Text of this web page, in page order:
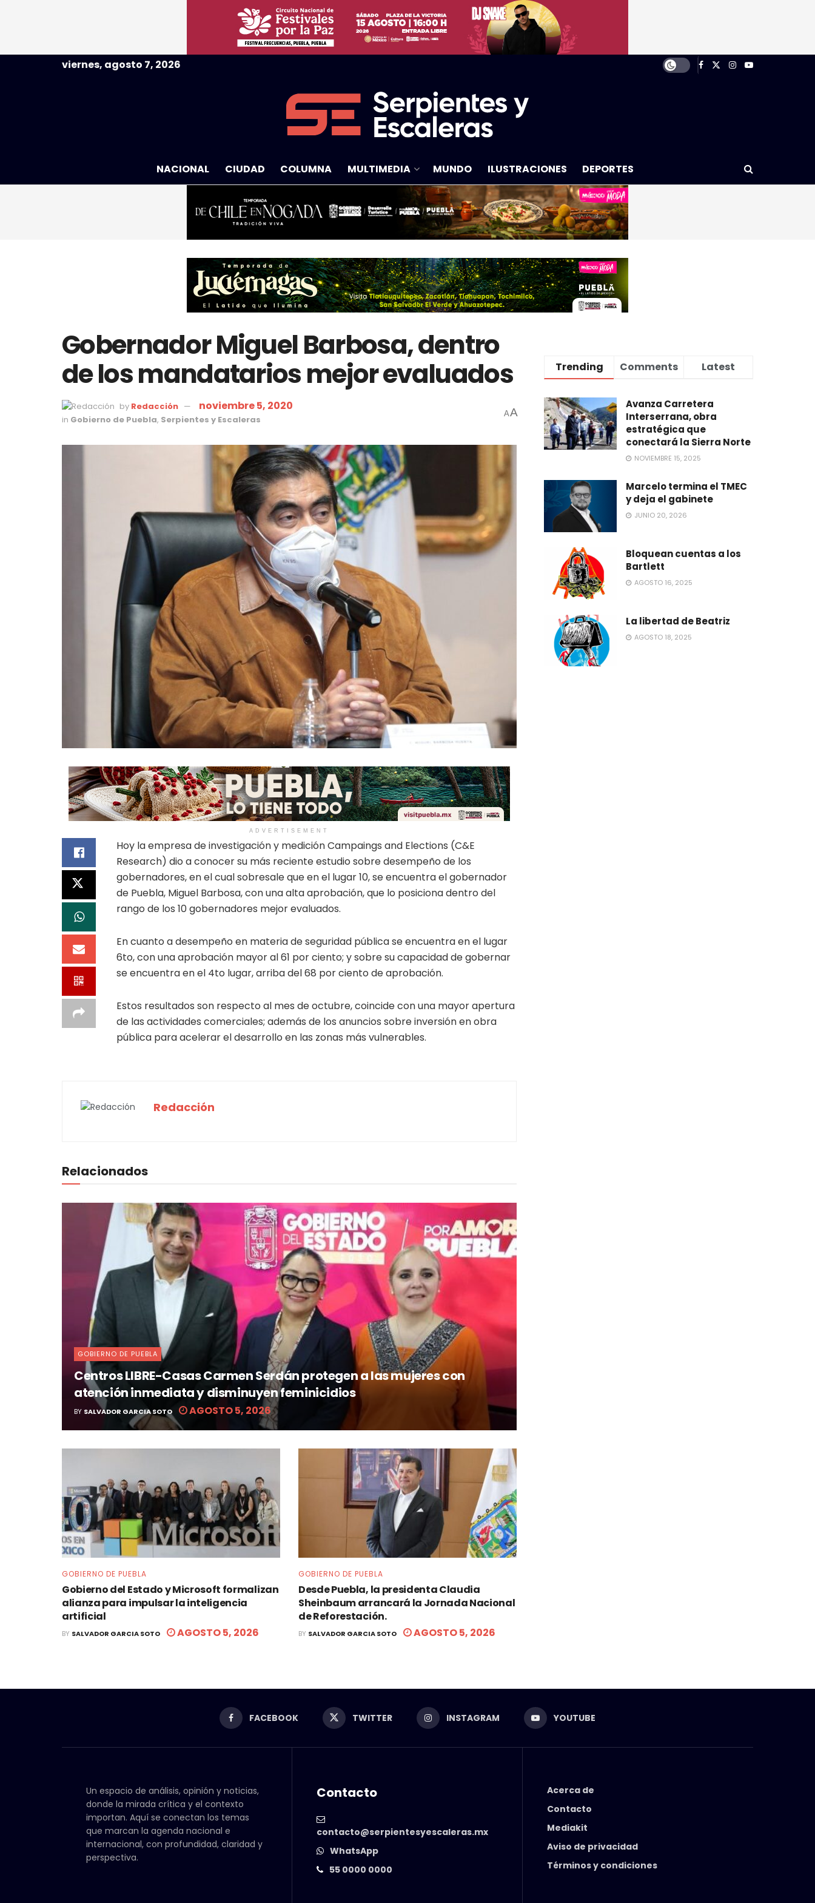
viernes, agosto 7, 2026
NACIONAL CIUDAD COLUMNA MULTIMEDIA MUNDO ILUSTRACIONES DEPORTES
Gobernador Miguel Barbosa, dentro
de los mandatarios mejor evaluados
by Redacción noviembre 5, 2020
in Gobierno de Puebla, Serpientes y Escaleras
AA
ADVERTISEMENT
Hoy la empresa de investigación y medición Campaings and Elections (C&E
Research) dio a conocer su más reciente estudio sobre desempeño de los
gobernadores, en el cual sobresale que en el lugar 10, se encuentra el gobernador
de Puebla, Miguel Barbosa, con una alta aprobación, que lo posiciona dentro del
rango de los 10 gobernadores mejor evaluados.
En cuanto a desempeño en materia de seguridad pública se encuentra en el lugar
6to, con una aprobación mayor al 61 por ciento; y sobre su capacidad de gobernar
se encuentra en el 4to lugar, arriba del 68 por ciento de aprobación.
Estos resultados son respecto al mes de octubre, coincide con una mayor apertura
de las actividades comerciales; además de los anuncios sobre inversión en obra
pública para acelerar el desarrollo en las zonas más vulnerables.
Redacción
Relacionados
GOBIERNO DE PUEBLA
Centros LIBRE-Casas Carmen Serdán protegen a las mujeres con
atención inmediata y disminuyen feminicidios
BY SALVADOR GARCIA SOTO AGOSTO 5, 2026
GOBIERNO DE PUEBLA
Gobierno del Estado y Microsoft formalizan
alianza para impulsar la inteligencia
artificial
BY SALVADOR GARCIA SOTO AGOSTO 5, 2026
GOBIERNO DE PUEBLA
Desde Puebla, la presidenta Claudia
Sheinbaum arrancará la Jornada Nacional
de Reforestación.
BY SALVADOR GARCIA SOTO AGOSTO 5, 2026
Trending Comments Latest
Avanza Carretera
Interserrana, obra
estratégica que
conectará la Sierra Norte
NOVIEMBRE 15, 2025
Marcelo termina el TMEC
y deja el gabinete
JUNIO 20, 2026
Bloquean cuentas a los
Bartlett
AGOSTO 16, 2025
La libertad de Beatriz
AGOSTO 18, 2025
FACEBOOK TWITTER INSTAGRAM YOUTUBE
Un espacio de análisis, opinión y noticias,
donde la mirada crítica y el contexto
importan. Aquí se conectan los temas
que marcan la agenda nacional e
internacional, con profundidad, claridad y
perspectiva.
Contacto
contacto@serpientesyescaleras.mx
WhatsApp
55 0000 0000
Acerca de
Contacto
Mediakit
Aviso de privacidad
Términos y condiciones